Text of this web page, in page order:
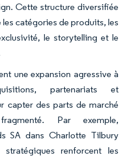
Cette structure diversifiée
catégories de produits, les
le storytelling et le
une expansion agressive à
partenariats et
capter des parts de marché
Par exemple,
SA dans Charlotte Tilbury
renforcent les